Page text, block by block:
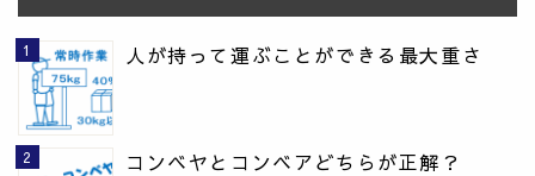
人が持って運ぶことができる最大重さ
コンベヤとコンベアどちらが正解？